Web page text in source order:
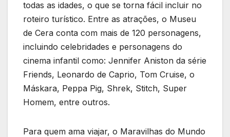
todas as idades, o que se torna fácil incluir no
roteiro turístico. Entre as atrações, o Museu
de Cera conta com mais de 120 personagens,
incluindo celebridades e personagens do
cinema infantil como: Jennifer Aniston da série
Friends, Leonardo de Caprio, Tom Cruise, o
Máskara, Peppa Pig, Shrek, Stitch, Super
Homem, entre outros.
Para quem ama viajar, o Maravilhas do Mundo